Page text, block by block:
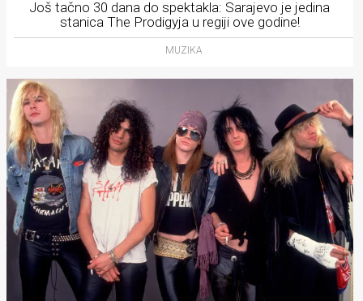
Još tačno 30 dana do spektakla: Sarajevo je jedina
stanica The Prodigyja u regiji ove godine!
MUZIKA